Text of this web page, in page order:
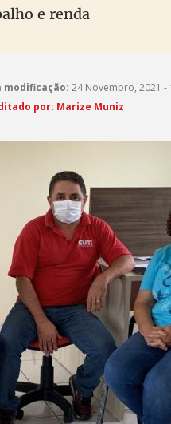
e renda
modificação: 24 Novembro, 2021 -
por: Marize Muniz